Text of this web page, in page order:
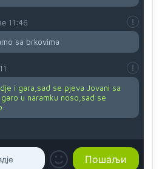
11:46
sa brkovima
i gara,sad se pjeva Jovani sa
u naramku noso,sad se